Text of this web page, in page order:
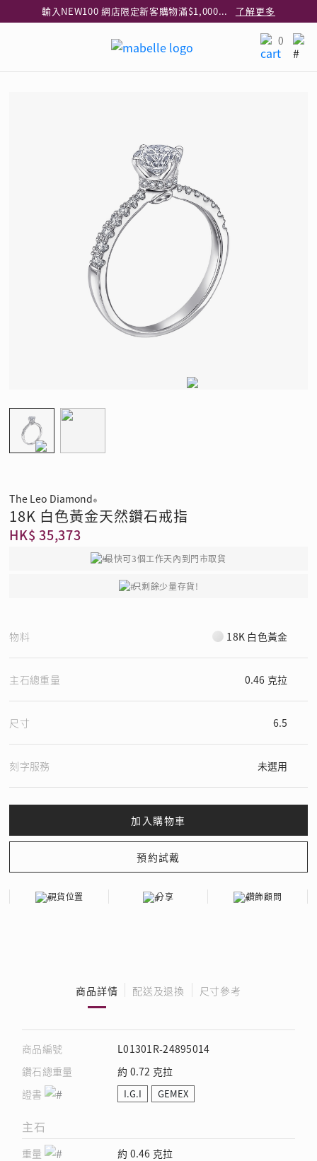
輸入NEW100 網店限定新客購物滿$1,000減$100
了解更多
指定純銀動物耳環2件享7折
0
The Leo Diamond®
18K 白色黃金天然鑽石戒指
HK$ 35,373
最快可3個工作天內到門市取貨
只剩餘少量存貨!
物料 18K 白色黃金
主石總重量 0.46 克拉
尺寸 6.5
刻字服務 未選用
現貨位置 分享 鑽飾顧問
商品詳情 配送及退換 尺寸參考
商品編號
L01301R-24895014
鑽石總重量
約 0.72 克拉
證書
I.G.I GEMEX
主石
重量
約 0.46 克拉